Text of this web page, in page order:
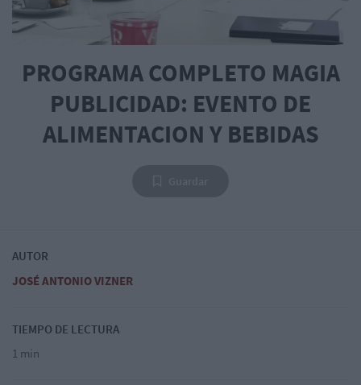
PROGRAMA COMPLETO MAGIA
PUBLICIDAD: EVENTO DE
ALIMENTACION Y BEBIDAS
AUTOR
JOSÉ ANTONIO VIZNER
TIEMPO DE LECTURA
1 min